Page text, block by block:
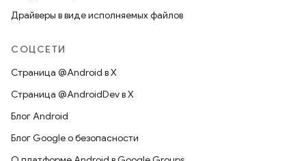
Драйверы в виде исполняемых файлов
СОЦСЕТИ
Страница @Android в X
Страница @AndroidDev в X
Блог Android
Блог Google о безопасности